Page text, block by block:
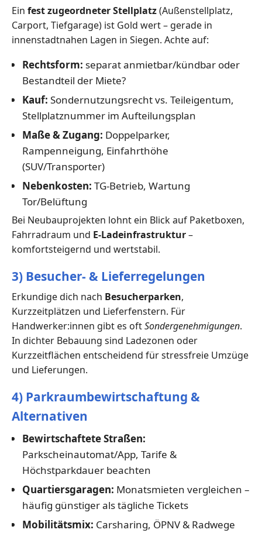
Ein fest zugeordneter Stellplatz(Außenstellplatz,
Carport, Tiefgarage) ist Gold wert – gerade in
innenstadtnahen Lagen in Siegen. Achte auf:
Rechtsform: separat anmietbar/kündbar oder
Bestandteil der Miete?
Kauf: Sondernutzungsrecht vs. Teileigentum,
Stellplatznummer im Aufteilungsplan
Maße & Zugang: Doppelparker,
Rampenneigung, Einfahrthöhe
(SUV/Transporter)
Nebenkosten: TG-Betrieb, Wartung
Tor/Belüftung
Bei Neubauprojekten lohnt ein Blick auf Paketboxen,
Fahrradraum und E-Ladeinfrastruktur–
komfortsteigernd und wertstabil.
3) Besucher- & Lieferregelungen
Erkundige dich nach Besucherparken,
Kurzzeitplätzen und Lieferfenstern. Für
Handwerker:innen gibt es oftSondergenehmigungen.
In dichter Bebauung sind Ladezonen oder
Kurzzeitflächen entscheidend für stressfreie Umzüge
und Lieferungen.
4) Parkraumbewirtschaftung &
Alternativen
Bewirtschaftete Straßen:
Parkscheinautomat/App, Tarife &
Höchstparkdauer beachten
Quartiersgaragen: Monatsmieten vergleichen –
häufig günstiger als tägliche Tickets
Mobilitätsmix: Carsharing, ÖPNV & Radwege